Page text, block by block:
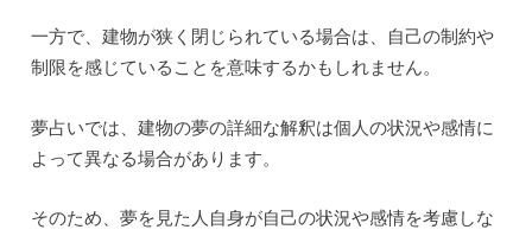
一方で、建物が狭く閉じられている場合は、自己の制約や
制限を感じていることを意味するかもしれません。
夢占いでは、建物の夢の詳細な解釈は個人の状況や感情に
よって異なる場合があります。
そのため、夢を見た人自身が自己の状況や感情を考慮しな